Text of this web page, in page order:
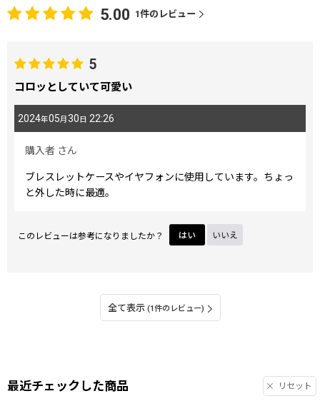
5.00 1件のレビュー
5
コロッとしていて可愛い
2024年05月30日 22:26
購入者 さん
ブレスレットケースやイヤフォンに使用しています。ちょっ
と外した時に最適。
このレビューは参考になりましたか？ はい いいえ
全て表示 (1件のレビュー)
最近チェックした商品 リセット